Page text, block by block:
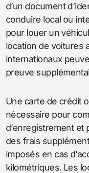
d’un document
conduire local ou
pour louer un
location de voitures
internationaux
preuve
Une carte de crédit
nécessaire pour
d’enregistrement et
des frais
imposés en cas
kilométriques. Les